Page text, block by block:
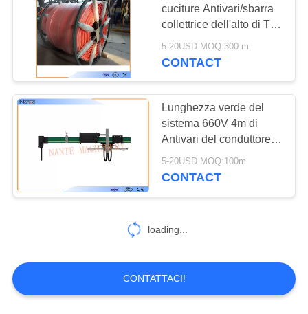
cuciture Antivari/sbarra
collettrice dell'alto di Tro
del CE sistema della
bobina per la gru parte
5-20USD MOQ:300 m
CONTACT
Lunghezza verde del
sistema 660V 4m di
Antivari del conduttore
del sistema ferroviario
del conduttore di HFP
5-20USD MOQ:100m
CONTACT
loading...
CONTATTACI!